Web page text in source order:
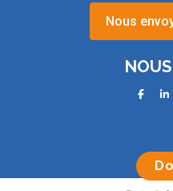
Nous
facebook